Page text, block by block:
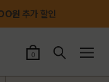
원 추가 할인
0